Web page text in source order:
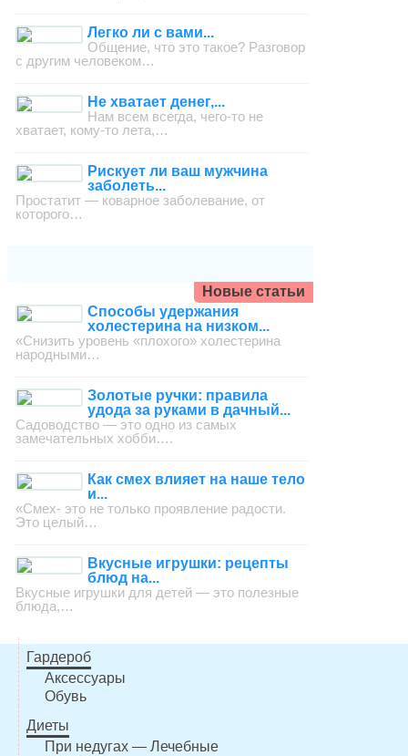
Легко ли с вами...
Общение, что это такое? Разговор
с другим человеком…
Не хватает денег,...
Нам всем всегда, чего-то не
хватает, кому-то лета,…
Рискует ли ваш мужчина
заболеть...
Простатит — коварное заболевание, от
которого…
Новые статьи
Способы удержания
холестерина на низком...
«Снизить уровень «плохого» холестерина
народными…
Золотые ручки: правила
удода за руками в дачный...
Садоводство — это одно из самых
замечательных хобби….
Как смех влияет на наше тело
и...
«Смех- это не только проявление радости.
Это целый…
Вкусные игрушки: рецепты
блюд на...
Вкусные игрушки для детей — это полезные
блюда,…
Гардероб
Аксессуары
Обувь
Диеты
При недугах — Лечебные